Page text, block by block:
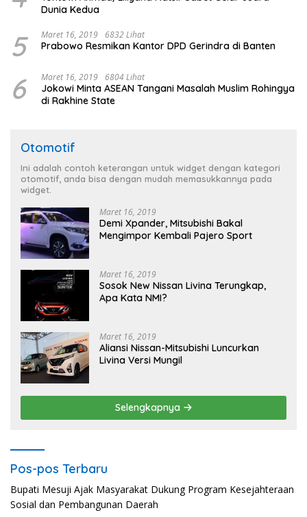
Dunia Kedua
5 Maret 16, 2019 6832 Lihat
Prabowo Resmikan Kantor DPD Gerindra di Banten
6 Maret 16, 2019 6804 Lihat
Jokowi Minta ASEAN Tangani Masalah Muslim Rohingya
di Rakhine State
Otomotif
Ini adalah contoh keterangan untuk widget dengan kategori
otomotif, anda bisa dengan mudah memasukkannya pada
widget.
Maret 16, 2019
Demi Xpander, Mitsubishi Bakal
Mengimpor Kembali Pajero Sport
Maret 16, 2019
Sosok New Nissan Livina Terungkap,
Apa Kata NMI?
Maret 16, 2019
Aliansi Nissan-Mitsubishi Luncurkan
Livina Versi Mungil
Selengkapnya
Pos-pos Terbaru
Bupati Mesuji Ajak Masyarakat Dukung Program Kesejahteraan
Sosial dan Pembangunan Daerah